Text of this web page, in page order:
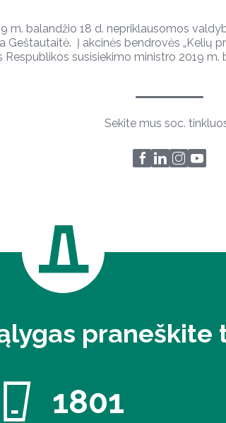
m. balandžio 18 d. nepriklausomos
Geštautaitė. Į akcinės bendrovės „Kelių
Respublikos susisiekimo ministro 2019 m.
Sekite mus soc.
praneškite
1801